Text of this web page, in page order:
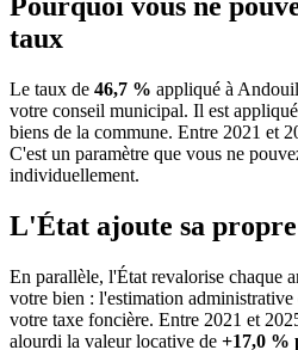
taux
Le taux de 46,7 % appliqué à
votre conseil municipal. Il est
biens de la commune. Entre 2021 et
C'est un paramètre que vous ne
individuellement.
L'État ajoute sa propre
En parallèle, l'État revalorise chaque
votre bien : l'estimation administrative
votre taxe foncière. Entre 2021 et
alourdi la valeur locative de +17,0 %